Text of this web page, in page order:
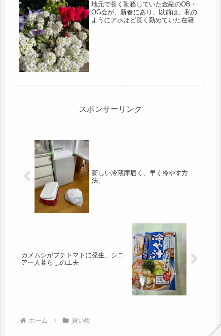
地元で長く勤務していた金融のOB・
OG会が、新春にあり、以前は、私の
ようにアホほど長く勤めていた在籍年
スポンサーリンク
新しい冷蔵庫届く、早く冷やす方
法。
カメムシがプチトマトに発生、シニ
ア一人暮らしの工夫
ホーム 買い物